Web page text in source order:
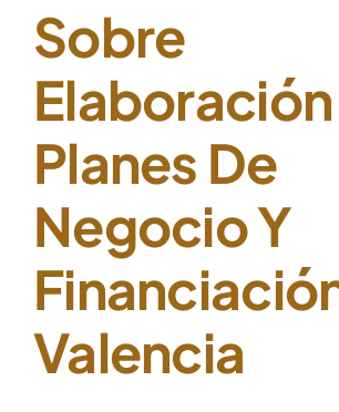
Sobre
Planes De
Negocio Y
Valencia